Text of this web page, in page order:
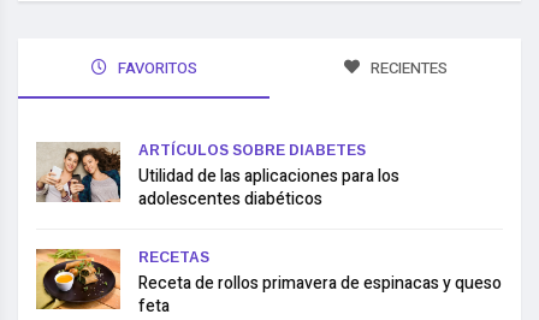
FAVORITOS RECIENTES
ARTÍCULOS SOBRE DIABETES
Utilidad de las aplicaciones para los
adolescentes diabéticos
RECETAS
Receta de rollos primavera de espinacas y queso
feta